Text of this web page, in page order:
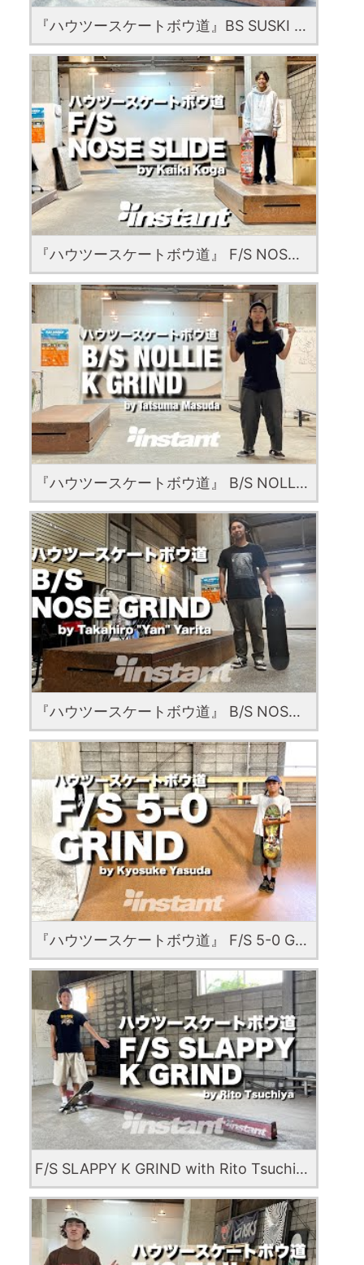
『ハウツースケートボウ道』BS SUSKI GRIND with Raito Nema
『ハウツースケートボウ道』 F/S NOSE SLIDE with Kaiki Koga
『ハウツースケートボウ道』 B/S NOLLIE K GRIND with Tatsuma Masuda
『ハウツースケートボウ道』 B/S NOSE GRIND with Yarita "Yan" Takahiro
『ハウツースケートボウ道』 F/S 5-0 GRIND with Kyosuke Yasuda
F/S SLAPPY K GRIND with Rito Tsuchiya